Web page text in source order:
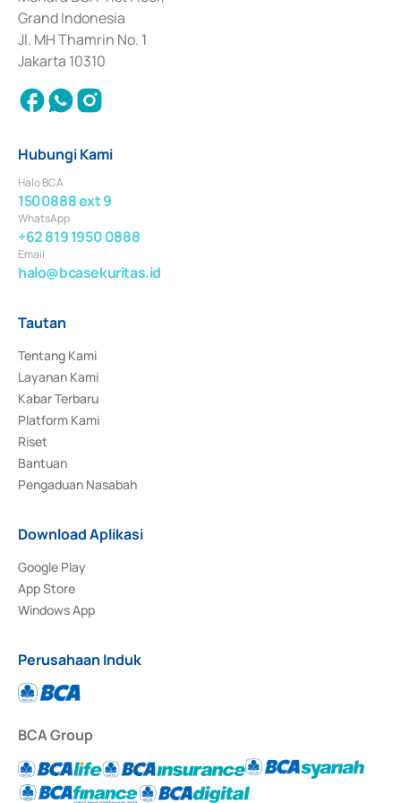
Surat Berharga Komersial yang izinnya diterbitkan pada tahun 2018.
Grand Indonesia
Jl. MH Thamrin No. 1
Jakarta 10310
Hubungi Kami
Halo BCA
1500888 ext 9
WhatsApp
+62 819 1950 0888
Email
halo@bcasekuritas.id
Tautan
Tentang Kami
Layanan Kami
Kabar Terbaru
Platform Kami
Riset
Bantuan
Pengaduan Nasabah
Download Aplikasi
Google Play
App Store
Windows App
Perusahaan Induk
BCA Group